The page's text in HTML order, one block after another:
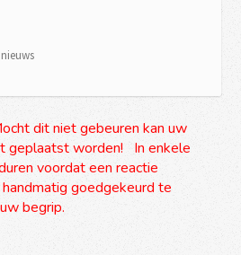
dit niet gebeuren kan uw
geplaatst worden! In enkele
voordat een reactie
goedgekeurd te
begrip.